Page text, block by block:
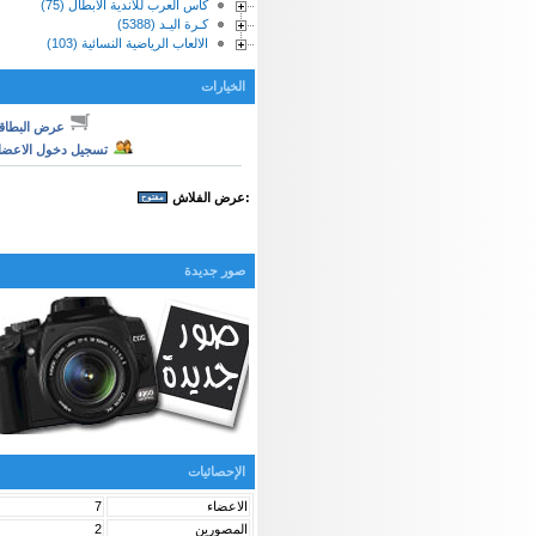
كأس العرب للأندية الابطال (75)
كـرة اليـد (5388)
الالعاب الرياضية النسائية (103)
الخيارات
عرض
تسجيل دخول
:عرض الفلاش
صور جديدة
الإحصائيات
الاعضاء
7
المصورين
2